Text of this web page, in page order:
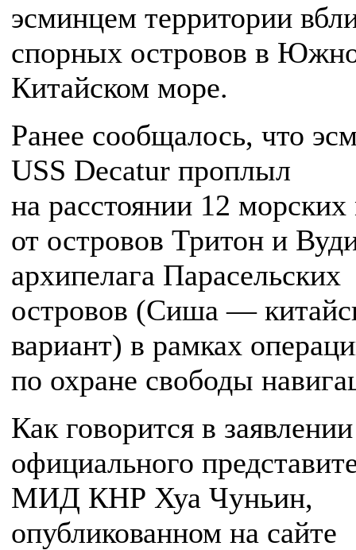
эсминцем территории
спорных островов в
Китайском море.
Ранее сообщалось, что
USS Decatur проплыл
на расстоянии 12
от островов Тритон и
архипелага Парасельских
островов (Сиша —
вариант) в рамках
по охране свободы
Как говорится в заявлении
официального
МИД КНР Хуа Чуньин,
опубликованном на сайте